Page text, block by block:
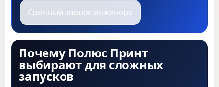
Срочный звонок инженера
Почему Полюс Принт
выбирают для сложных
запусков